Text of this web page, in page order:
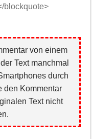
blockquote>
von einem
Text manchmal
durch
den Kommentar
Text nicht